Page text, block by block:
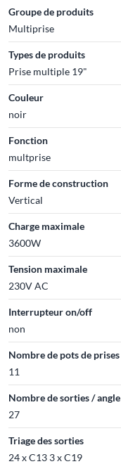
Groupe de produits
Multiprise
Types de produits
Prise multiple 19"
Couleur
noir
Fonction
multprise
Forme de construction
Vertical
Charge maximale
3600W
Tension maximale
230V AC
Interrupteur on/off
non
Nombre de pots de prises
11
Nombre de sorties / angle
27
Triage des sorties
24 x C13 3 x C19